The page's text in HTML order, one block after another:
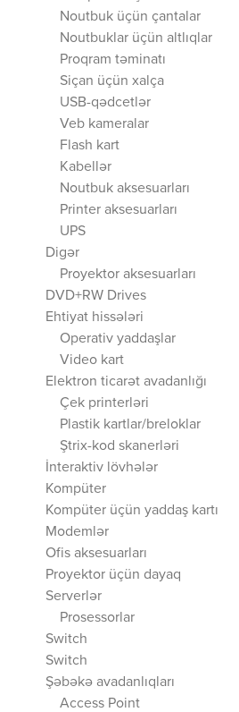
Noutbuk üçün çantalar
Noutbuklar üçün altlıqlar
Proqram təminatı
Siçan üçün xalça
USB-qədcetlər
Veb kameralar
Flash kart
Kabellər
Noutbuk aksesuarları
Printer aksesuarları
UPS
Digər
Proyektor aksesuarları
DVD+RW Drives
Ehtiyat hissələri
Operativ yaddaşlar
Video kart
Elektron ticarət avadanlığı
Çek printerləri
Plastik kartlar/breloklar
Ştrix-kod skanerləri
İnteraktiv lövhələr
Kompüter
Kompüter üçün yaddaş kartı
Modemlər
Ofis aksesuarları
Proyektor üçün dayaq
Serverlər
Prosessorlar
Switch
Switch
Şəbəkə avadanlıqları
Access Point